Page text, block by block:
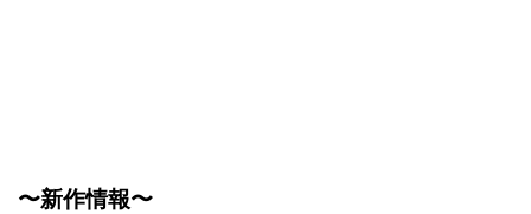
〜新作情報〜